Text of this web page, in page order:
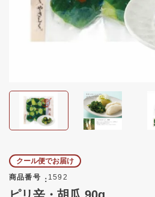
クール便でお届け
商品番号
1592